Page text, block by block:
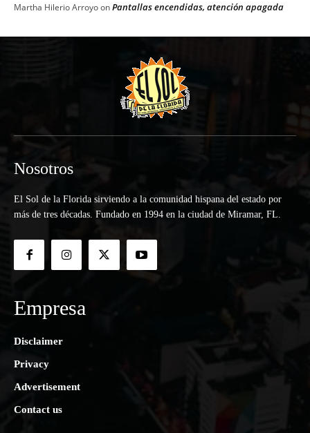
Martha Hilerio ArroyoonPantallas encendidas, atención apagada
Nosotros
El Sol de la Florida sirviendo a la comunidad hispana del estado por
más de tres décadas. Fundado en 1994 en la ciudad de Miramar, FL.
Empresa
Disclaimer
Privacy
Advertisement
Contact us